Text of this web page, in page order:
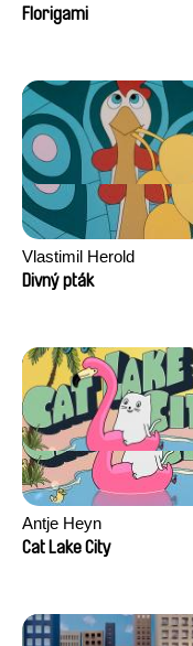
Florigami
Vlastimil Herold
Divný pták
Antje Heyn
Cat Lake City